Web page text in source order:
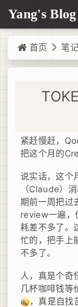
Yang's Blog
首页 笔
紧赶慢赶，
把这个月的
说实话，这个
（Claude）
期前一周把过
review一遍，
耗差不多了。
忙的，把手上
不多了。
人，真是个奇
几杯咖啡钱等
，真是自找